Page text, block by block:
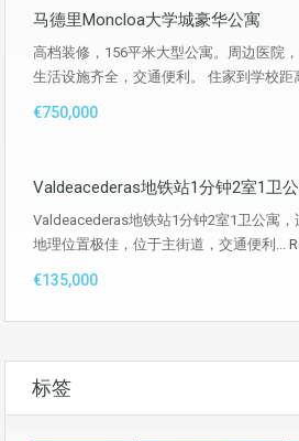
马德里Moncloa大学城豪华公寓
高档装修，156平米大型公寓。周边医院
生活设施齐全，交通便利。 住家到学校距
€750,000
Valdeacederas地铁站1分钟2室1卫
Valdeacederas地铁站1分钟2室1卫公寓
地理位置极佳，位于主街道，交通便利...
€135,000
标签